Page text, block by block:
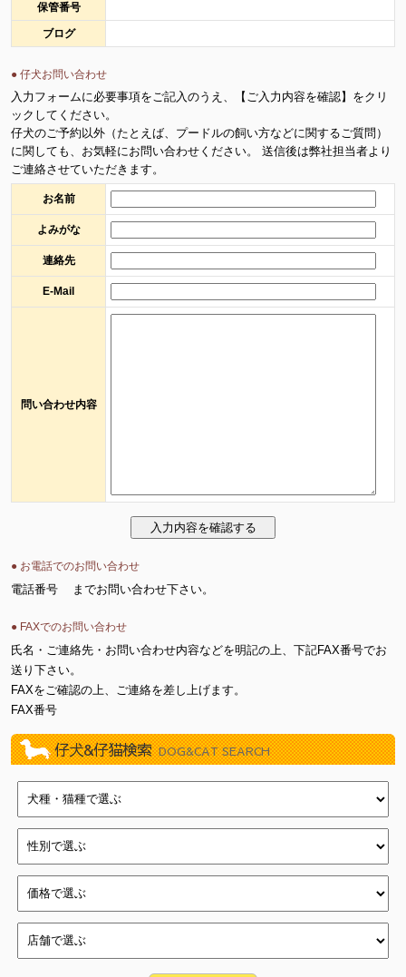
保管番号
ブログ
● 仔犬お問い合わせ
入力フォームに必要事項をご記入のうえ、【ご入力内容を確認】をクリ
ックしてください。
仔犬のご予約以外（たとえば、プードルの飼い方などに関するご質問）
に関しても、お気軽にお問い合わせください。 送信後は弊社担当者より
ご連絡させていただきます。
お名前
よみがな
連絡先
E-Mail
問い合わせ内容
● お電話でのお問い合わせ
電話番号
までお問い合わせ下さい。
● FAXでのお問い合わせ
氏名・ご連絡先・お問い合わせ内容などを明記の上、下記FAX番号でお
送り下さい。
FAXをご確認の上、ご連絡を差し上げます。
FAX番号
仔犬&仔猫検索 DOG&CAT SEARCH